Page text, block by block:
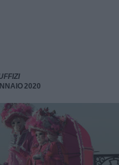
2020